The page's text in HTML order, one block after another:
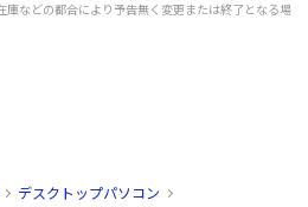
庫などの都合により予告無く変更または終了となる場
デスクトップパソコン